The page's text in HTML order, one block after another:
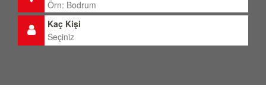
Hizmetlerimiz
HakkımızdaKaç Kişi